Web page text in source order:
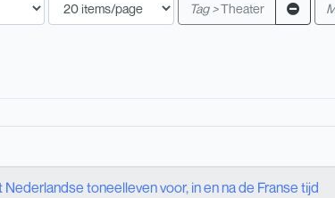
Tag >Theater
toneelleven voor, in en na de Franse tijd